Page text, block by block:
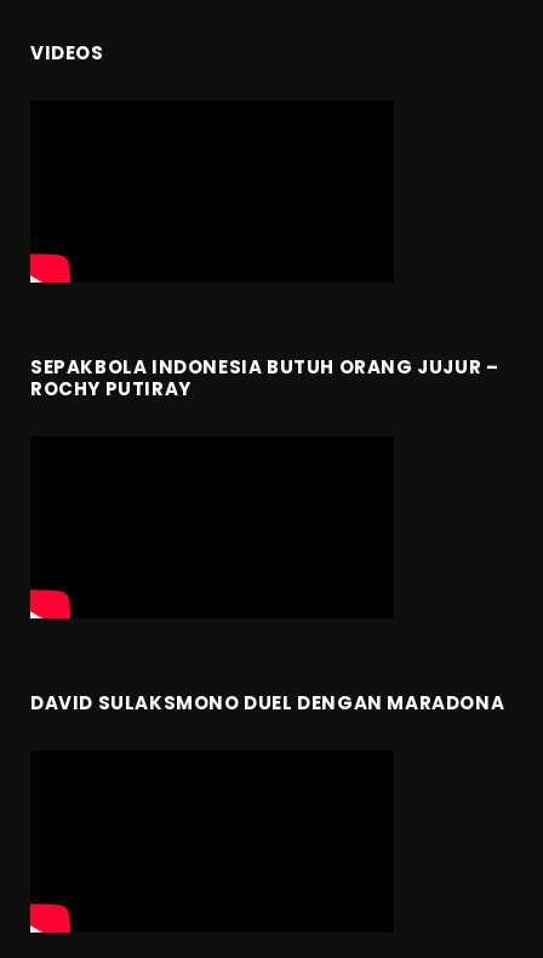
VIDEOS
SEPAKBOLA INDONESIA BUTUH ORANG JUJUR –
ROCHY PUTIRAY
DAVID SULAKSMONO DUEL DENGAN MARADONA